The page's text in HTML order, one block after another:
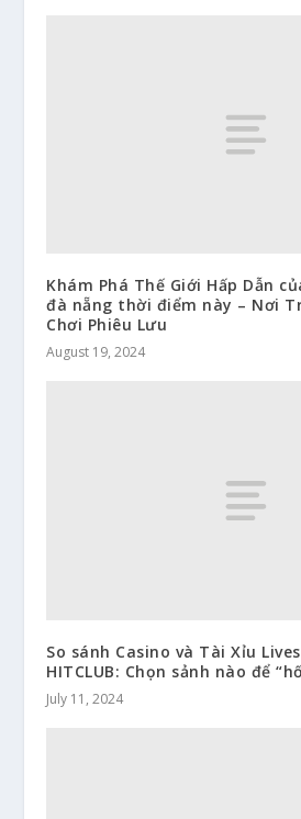
Khám Phá Thế Giới Hấp Dẫn
đà nẵng thời điểm này – Nơi
Chơi Phiêu Lưu
August 19, 2024
So sánh Casino và Tài Xỉu
HITCLUB: Chọn sảnh nào để
July 11, 2024